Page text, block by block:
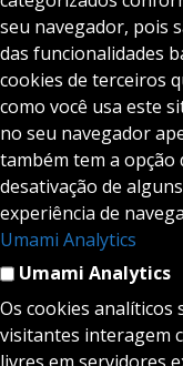
seu navegador, pois
das funcionalidades
cookies de terceiros
como você usa este
no seu navegador
também tem a opção
desativação de
experiência de
Umami Analytics
Umami Analytics
Os cookies analíticos
visitantes interagem